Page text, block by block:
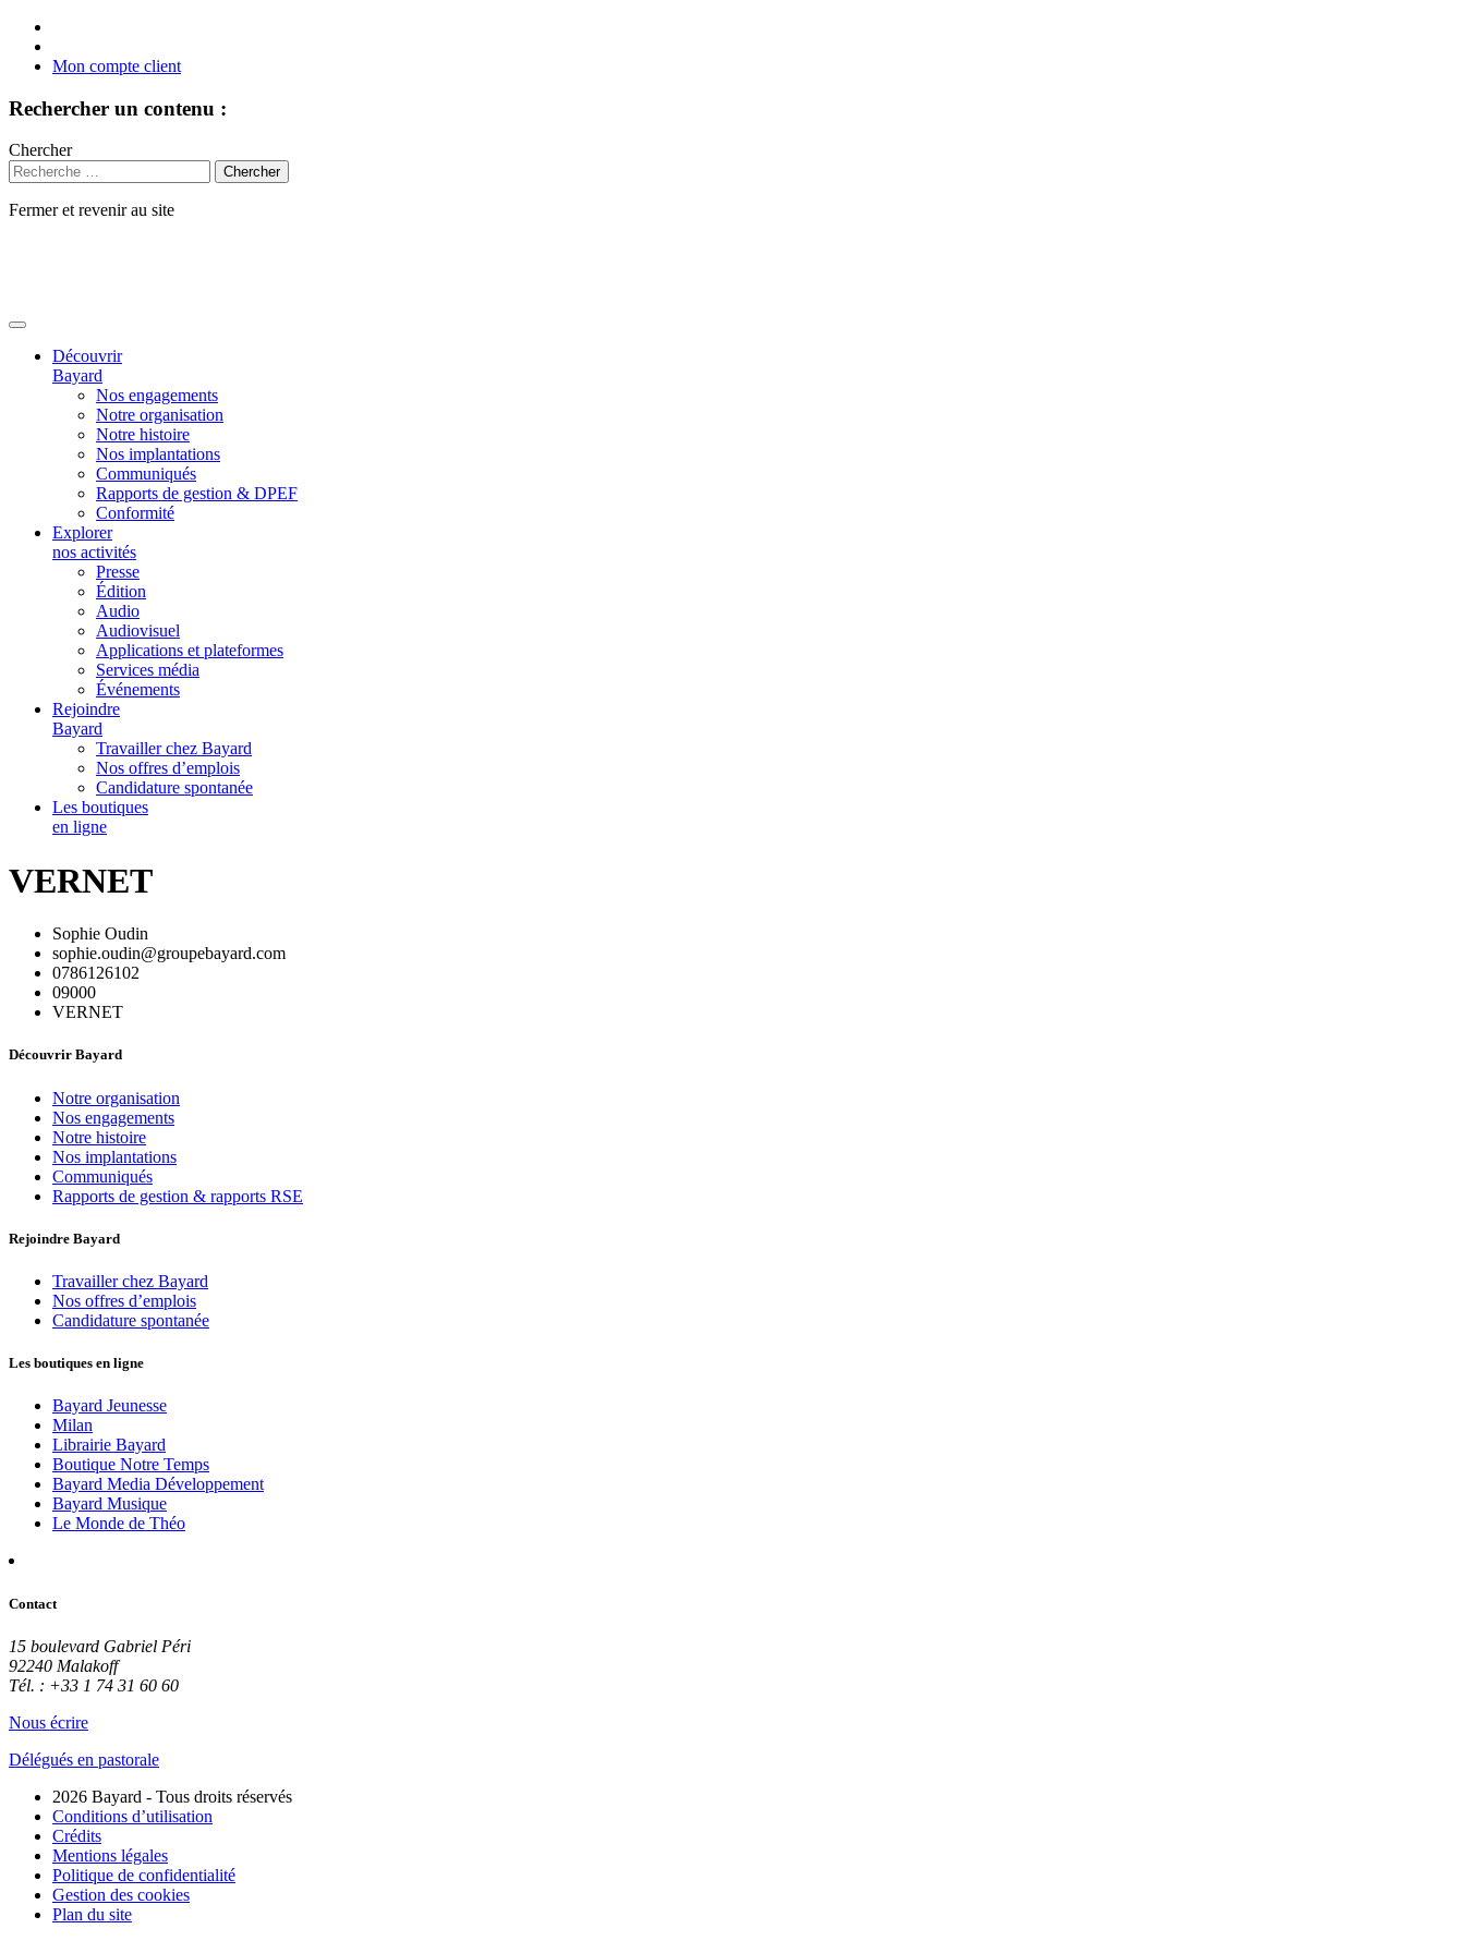
Mon compte client
Rechercher un contenu :
Chercher
Fermer et revenir au site
Découvrir
Bayard
Nos engagements
Notre organisation
Notre histoire
Nos implantations
Communiqués
Rapports de gestion & DPEF
Conformité
Explorer
nos activités
Presse
Édition
Audio
Audiovisuel
Applications et plateformes
Services média
Événements
Rejoindre
Bayard
Travailler chez Bayard
Nos offres d’emplois
Candidature spontanée
Les boutiques
en ligne
VERNET
Sophie Oudin
sophie.oudin@groupebayard.com
0786126102
09000
VERNET
Découvrir Bayard
Notre organisation
Nos engagements
Notre histoire
Nos implantations
Communiqués
Rapports de gestion & rapports RSE
Rejoindre Bayard
Travailler chez Bayard
Nos offres d’emplois
Candidature spontanée
Les boutiques en ligne
Bayard Jeunesse
Milan
Librairie Bayard
Boutique Notre Temps
Bayard Media Développement
Bayard Musique
Le Monde de Théo
Contact
15 boulevard Gabriel Péri
92240 Malakoff
Tél. : +33 1 74 31 60 60
Nous écrire
Délégués en pastorale
2026 Bayard - Tous droits réservés
Conditions d’utilisation
Crédits
Mentions légales
Politique de confidentialité
Gestion des cookies
Plan du site